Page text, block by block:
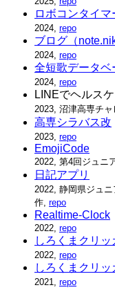
ロボコンタイマ
2024, repo
ブログ（
2024, repo
全短歌データベ
2024, repo
LINEでヘルス
2023, 沼津高専チ
高専シラバス改
2023, repo
EmojiCode
2022, 第4回ジュニ
日記アプリ
2022, 静岡県ジュ
作, repo
Realtime-Clock
2022, repo
しろくまクリッ
2022, repo
しろくまクリッ
2021, repo